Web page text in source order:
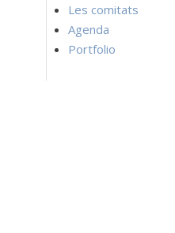
Les comitats
Agenda
Portfolio